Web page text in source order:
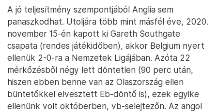
A jó teljesítmény szempontjából Anglia sem
panaszkodhat. Utoljára több mint másfél éve, 2020.
november 15-én kapott ki Gareth Southgate
csapata (rendes játékidőben), akkor Belgium nyert
ellenük 2-0-ra a Nemzetek Ligájában. Azóta 22
mérkőzésből négy lett döntetlen (90 perc után,
hiszen ebben benne van az Olaszország ellen
büntetőkkel elvesztett Eb-döntő is), ezek egyike
ellenünk volt októberben, vb-selejtezőn. Az angol